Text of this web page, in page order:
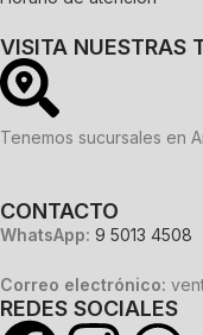
VISITA NUESTRAS
Tenemos sucursales en
CONTACTO
WhatsApp: 9 5013 4508
Correo electrónico:
REDES SOCIALES